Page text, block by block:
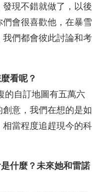
現不錯就做了，以後
會很喜歡他，在暴雪
們都會彼此討論和考
看呢？
的自訂地圖有五萬六
意，我們在想的是如
當程度追趕現今的科
什麼？未來她和雷諾